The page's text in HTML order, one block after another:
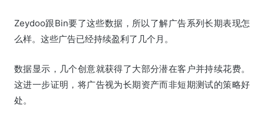
Zeydoo跟Bin要了这些数据，所以了解广告系列长期表现怎
么样。这些广告已经持续盈利了几个月。
数据显示，几个创意就获得了大部分潜在客户并持续花费。
这进一步证明，将广告视为长期资产而非短期测试的策略好
处。